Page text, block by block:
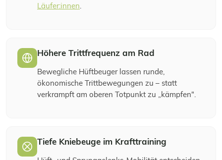
Läufer:innen.
Höhere Trittfrequenz am Rad
Bewegliche Hüftbeuger lassen runde,
ökonomische Trittbewegungen zu – statt
verkrampft am oberen Totpunkt zu „kämpfen".
Tiefe Kniebeuge im Krafttraining